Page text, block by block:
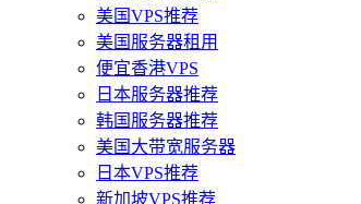
美国VPS推荐
美国服务器租用
便宜香港VPS
日本服务器推荐
韩国服务器推荐
美国大带宽服务器
日本VPS推荐
新加坡VPS推荐